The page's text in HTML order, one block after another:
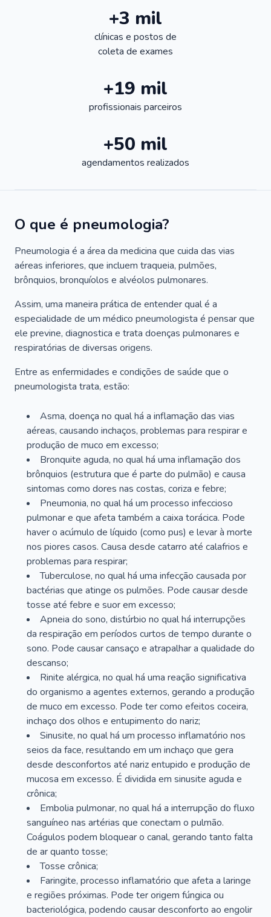
+3 mil
clínicas e postos de
coleta de exames
+19 mil
profissionais parceiros
+50 mil
agendamentos realizados
O que é pneumologia?
Pneumologia é a área da medicina que cuida das vias
aéreas inferiores, que incluem traqueia, pulmões,
brônquios, bronquíolos e alvéolos pulmonares.
Assim, uma maneira prática de entender qual é a
especialidade de um médico pneumologista é pensar que
ele previne, diagnostica e trata doenças pulmonares e
respiratórias de diversas origens.
Entre as enfermidades e condições de saúde que o
pneumologista trata, estão:
Asma, doença no qual há a inflamação das vias
aéreas, causando inchaços, problemas para respirar e
produção de muco em excesso;
Bronquite aguda, no qual há uma inflamação dos
brônquios (estrutura que é parte do pulmão) e causa
sintomas como dores nas costas, coriza e febre;
Pneumonia, no qual há um processo infeccioso
pulmonar e que afeta também a caixa torácica. Pode
haver o acúmulo de líquido (como pus) e levar à morte
nos piores casos. Causa desde catarro até calafrios e
problemas para respirar;
Tuberculose, no qual há uma infecção causada por
bactérias que atinge os pulmões. Pode causar desde
tosse até febre e suor em excesso;
Apneia do sono, distúrbio no qual há interrupções
da respiração em períodos curtos de tempo durante o
sono. Pode causar cansaço e atrapalhar a qualidade do
descanso;
Rinite alérgica, no qual há uma reação significativa
do organismo a agentes externos, gerando a produção
de muco em excesso. Pode ter como efeitos coceira,
inchaço dos olhos e entupimento do nariz;
Sinusite, no qual há um processo inflamatório nos
seios da face, resultando em um inchaço que gera
desde desconfortos até nariz entupido e produção de
mucosa em excesso. É dividida em sinusite aguda e
crônica;
Embolia pulmonar, no qual há a interrupção do fluxo
sanguíneo nas artérias que conectam o pulmão.
Coágulos podem bloquear o canal, gerando tanto falta
de ar quanto tosse;
Tosse crônica;
Faringite, processo inflamatório que afeta a laringe
e regiões próximas. Pode ter origem fúngica ou
bacteriológica, podendo causar desconforto ao engolir